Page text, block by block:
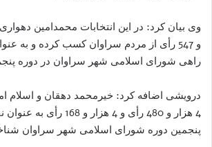
و 547 رأی از مردم سراوان کسب کرده و به
راهی شورای اسلامی شهر سراوان در دوره
درویشی اضافه کرد: خیرمحمد دهقان و اسلام
4 هزار و 480 رأی و 4 هزار
پنجمین دوره شورای اسلامی شهر سراوان